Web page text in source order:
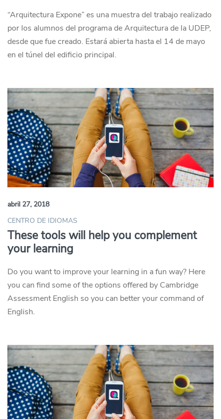
“Arquitectura Expone” es una muestra del trabajo realizado
por los alumnos del programa de Arquitectura de la UDEP,
desde que fue creado. Estará abierta hasta el 14 de mayo
en el túnel del edificio principal.
abril 27, 2018
CENTRO DE IDIOMAS
These tools will help you complement
your learning
Do you want to improve your learning in a fun way? Here
you can find some of the options offered by Cambridge
Assessment English so you can better your command of
English.